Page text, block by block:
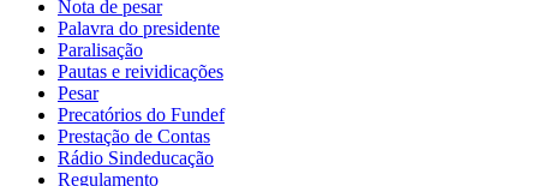
Nota de pesar
Palavra do presidente
Paralisação
Pautas e reividicações
Pesar
Precatórios do Fundef
Prestação de Contas
Rádio Sindeducação
Regulamento